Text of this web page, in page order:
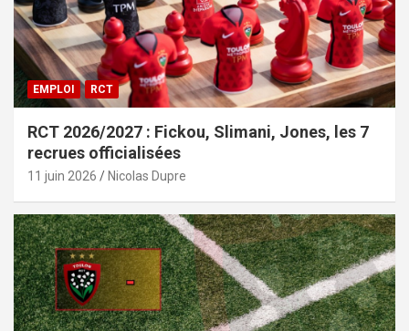
EMPLOI RCT
RCT 2026/2027 : Fickou, Slimani, Jones, les 7
recrues officialisées
11 juin 2026 Nicolas Dupre